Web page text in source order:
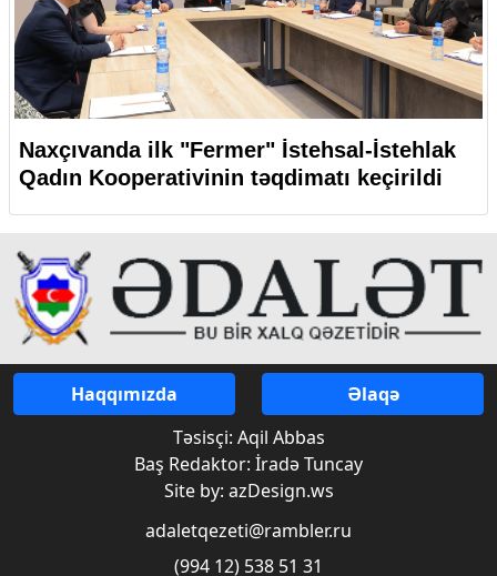
Naxçıvanda ilk "Fermer" İstehsal-İstehlak
Qadın Kooperativinin təqdimatı keçirildi
Haqqımızda
Əlaqə
Təsisçi: Aqil Abbas
Baş Redaktor: İradə Tuncay
Site by: azDesign.ws
adaletqezeti@rambler.ru
(994 12) 538 51 31